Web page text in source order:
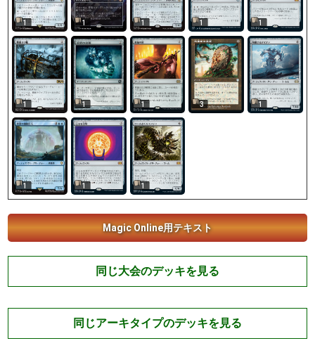
1 1 1 1 1
1 1 1 3 1
1 1 1
Magic Online用テキスト
同じ大会のデッキを見る
同じアーキタイプのデッキを見る